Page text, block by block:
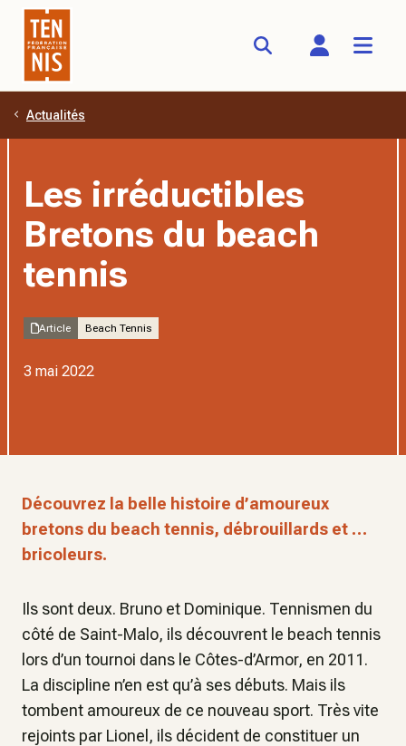
Aller au contenu principal
Actualités
Les irréductibles
Bretons du beach
tennis
Article Beach Tennis
3 mai 2022
Découvrez la belle histoire d’amoureux
bretons du beach tennis, débrouillards et …
bricoleurs.
Ils sont deux. Bruno et Dominique. Tennismen du
côté de Saint-Malo, ils découvrent le beach tennis
lors d’un tournoi dans le Côtes-d’Armor, en 2011.
La discipline n’en est qu’à ses débuts. Mais ils
tombent amoureux de ce nouveau sport. Très vite
rejoints par Lionel, ils décident de constituer un